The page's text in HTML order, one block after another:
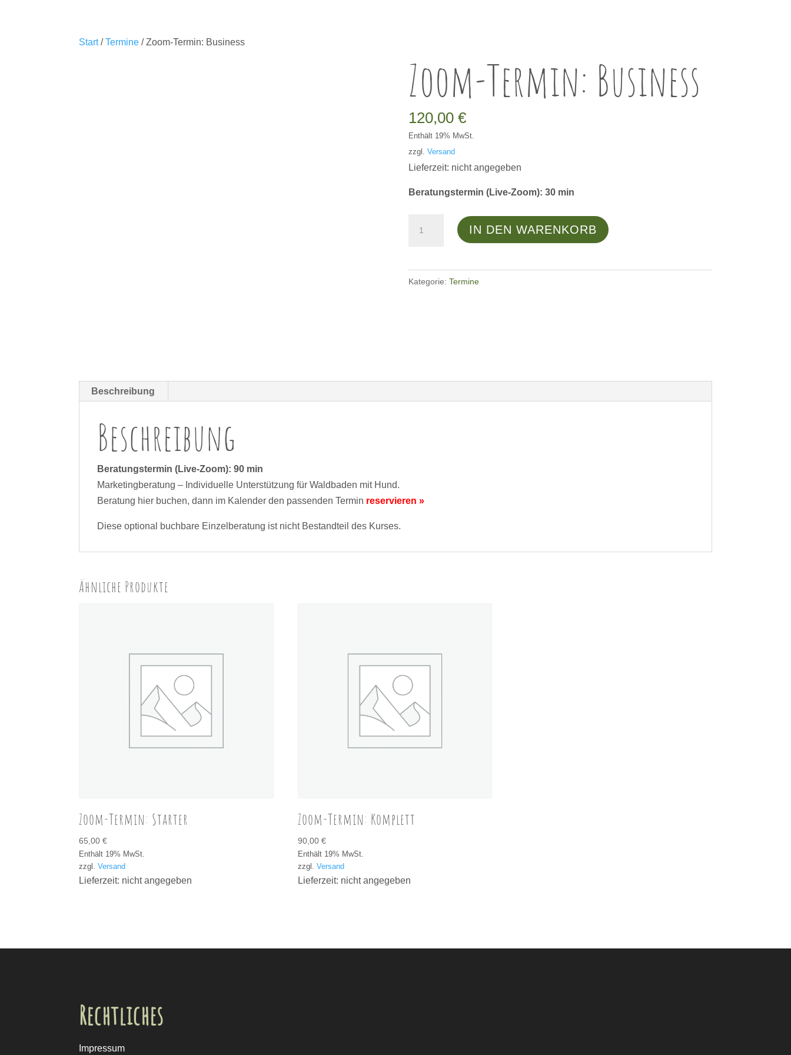
Start/Termine / Zoom-Termin: Business
Zoom-Termin: Business
120,00 €
Enthält 19% MwSt.
zzgl. Versand
Lieferzeit: nicht angegeben
Beratungstermin (Live-Zoom): 30 min
Menge
IN DEN WARENKORB
Kategorie: Termine
Beschreibung
Beschreibung
Beratungstermin (Live-Zoom): 90 min
Marketingberatung – Individuelle Unterstützung für Waldbaden mit Hund.
Beratung hier buchen, dann im Kalender den passenden Termin reservieren »
Diese optional buchbare Einzelberatung ist nicht Bestandteil des Kurses.
Ähnliche Produkte
Zoom-Termin: Starter
65,00€
Enthält 19% MwSt.
zzgl.Versand
Lieferzeit: nicht angegeben
Zoom-Termin: Komplett
90,00 €
Enthält 19% MwSt.
zzgl. Versand
Lieferzeit: nicht angegeben
Rechtliches
Impressum